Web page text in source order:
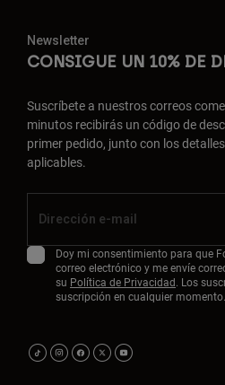
Newsletter
CONSIGUE UN 10% DE
Suscríbete a nuestros correos
minutos recibirás un código de
primer pedido, junto con los
aplicables.
Doy mi consentimiento para que
correo electrónico y me envíe
su Política de Privacidad. Los
suscripción en cualquier momento.